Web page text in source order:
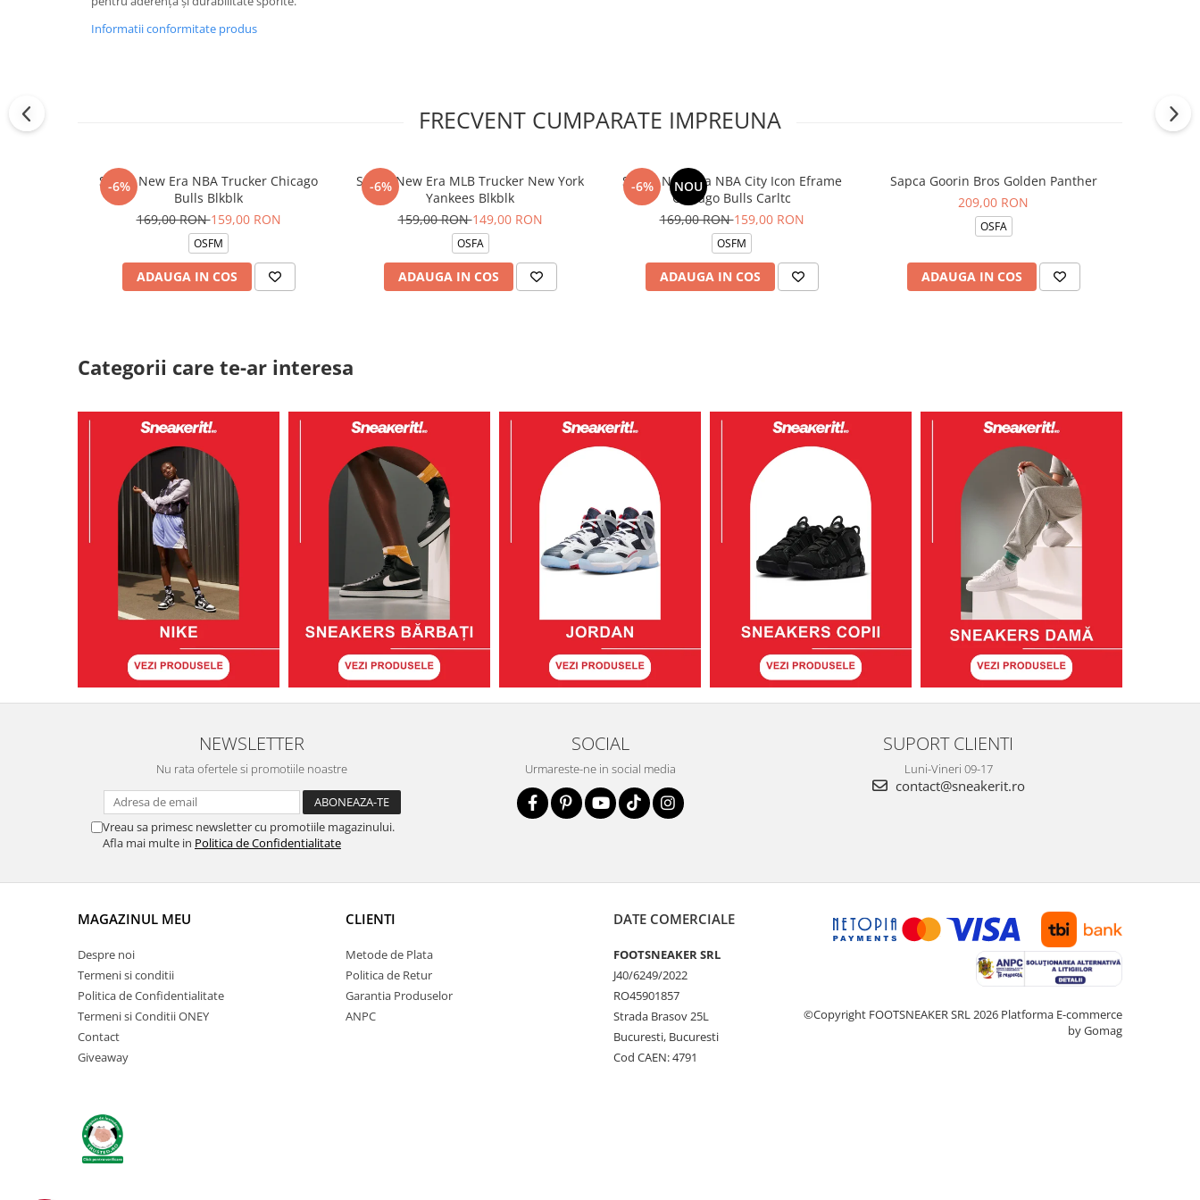
Informatii conformitate produs
FRECVENT CUMPARATE IMPREUNA
-6%
Sapca New Era NBA Trucker Chicago
Bulls Blkblk
169,00 RON159,00 RON
OSFM
ADAUGA IN COS
-6%
Sapca New Era MLB Trucker New York
Yankees Blkblk
159,00 RON149,00 RON
OSFA
ADAUGA IN COS
-6% NOU
Sapca New Era NBA City Icon Eframe
Chicago Bulls Carltc
169,00 RON159,00 RON
OSFM
ADAUGA IN COS
Sapca Goorin Bros Golden Panther
209,00 RON
OSFA
ADAUGA IN COS
Categorii care te-ar interesa
NEWSLETTER
Nu rata ofertele si promotiile noastre
Vreau sa primesc newsletter cu promotiile magazinului.
Afla mai multe in Politica de Confidentialitate
SOCIAL
Urmareste-ne in social media
SUPORT CLIENTI
Luni-Vineri 09-17
contact@sneakerit.ro
MAGAZINUL MEU
Despre noi
Termeni si conditii
Politica de Confidentialitate
Termeni si Conditii ONEY
Contact
Giveaway
CLIENTI
Metode de Plata
Politica de Retur
Garantia Produselor
ANPC
DATE COMERCIALE
FOOTSNEAKER SRL
J40/6249/2022
RO45901857
Strada Brasov 25L
Bucuresti, Bucuresti
Cod CAEN: 4791
©Copyright FOOTSNEAKER SRL 2026 Platforma E-commerce
by Gomag